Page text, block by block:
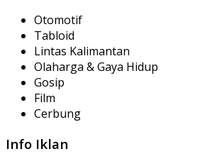
Otomotif
Tabloid
Lintas Kalimantan
Olaharga & Gaya Hidup
Gosip
Film
Cerbung
Info Iklan